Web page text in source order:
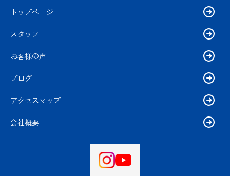
トップページ
スタッフ
お客様の声
ブログ
アクセスマップ
会社概要